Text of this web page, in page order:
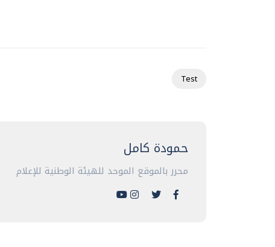
Test
حمودة كامل
محرر بالموقع الموحد للهيئة الوطنية للإعلام